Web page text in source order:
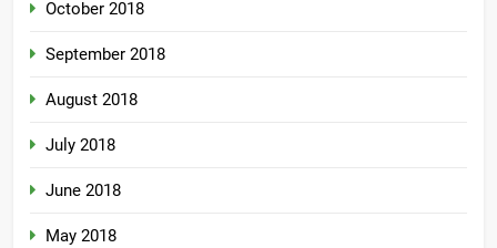
October 2018
September 2018
August 2018
July 2018
June 2018
May 2018